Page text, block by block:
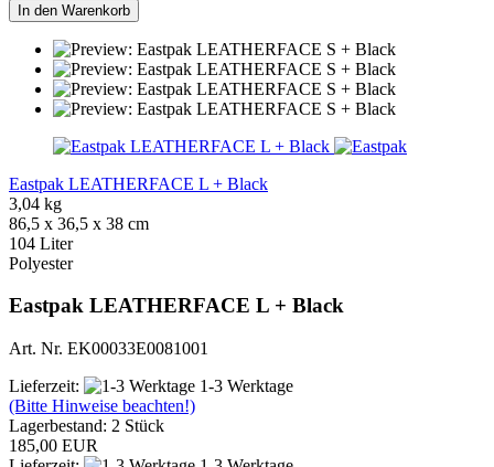
In den Warenkorb
Eastpak LEATHERFACE L + Black
3,04 kg
86,5 x 36,5 x 38 cm
104 Liter
Polyester
Eastpak LEATHERFACE L + Black
Art. Nr. EK00033E0081001
Lieferzeit:
1-3 Werktage
(Bitte Hinweise beachten!)
Lagerbestand: 2 Stück
185,00 EUR